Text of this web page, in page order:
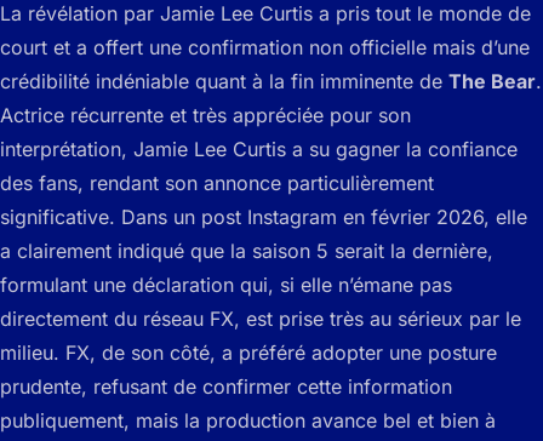
La révélation par Jamie Lee Curtis a pris tout le monde de
court et a offert une confirmation non officielle mais d’une
crédibilité indéniable quant à la fin imminente de The Bear.
Actrice récurrente et très appréciée pour son
interprétation, Jamie Lee Curtis a su gagner la confiance
des fans, rendant son annonce particulièrement
significative. Dans un post Instagram en février 2026, elle
a clairement indiqué que la saison 5 serait la dernière,
formulant une déclaration qui, si elle n’émane pas
directement du réseau FX, est prise très au sérieux par le
milieu. FX, de son côté, a préféré adopter une posture
prudente, refusant de confirmer cette information
publiquement, mais la production avance bel et bien à